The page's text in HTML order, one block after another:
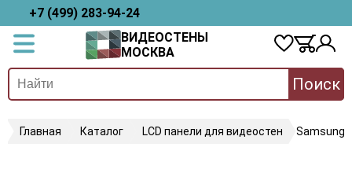
+7 (499) 283-94-24
ВИДЕОСТЕНЫ
МОСКВА
Поиск
Главная Каталог LCD панели для видеостен Samsung